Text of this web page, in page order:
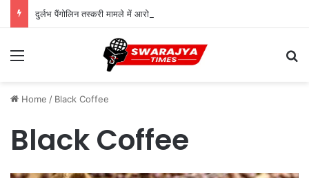
दुर्लभ पैंगोलिन तस्करी मामले में आरोपी की जमानत याचिका खारिज
Menu
Home / Black Coffee
Black Coffee